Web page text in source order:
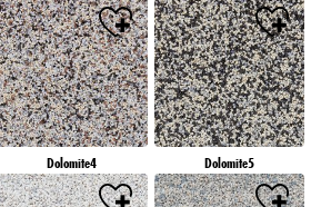
Dolomite4 Dolomite5